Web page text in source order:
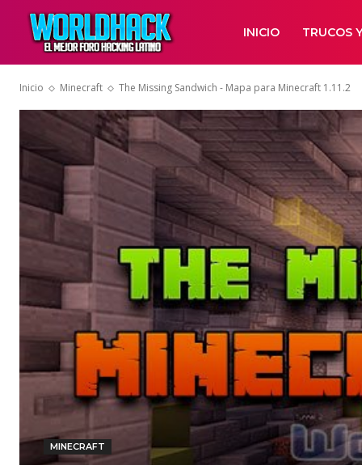
INICIO TRUCOS
Inicio Minecraft The Missing Sandwich - Mapa para Minecraft 1.11.2
MINECRAFT